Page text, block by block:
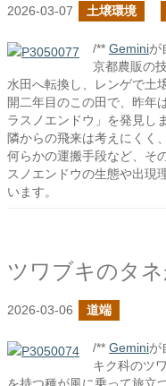
2026-03-07 土壌環境
/** Geminiが
京都農販の
水田へ転換し、レンゲで土
開二年目のこの田で、昨年
ラスノエンドウ」を発見し
隣からの飛来は考えにくく
何らかの運搬手段など、そ
スノエンドウの生態や出現
います。
ツワブキのタ
2026-03-06 道端
/** Geminiが
キク科のツ